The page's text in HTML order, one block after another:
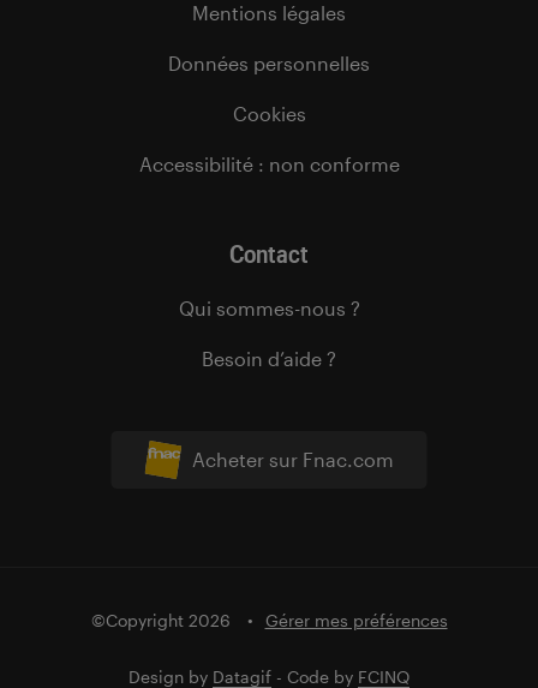
Acheter sur Fnac.com
Mentions légales
Données personnelles
Cookies
Accessibilité : non conforme
Contact
Qui sommes-nous ?
Besoin d’aide ?
©Copyright 2026 Gérer mes préférences
Design by Datagif - Code by FCINQ